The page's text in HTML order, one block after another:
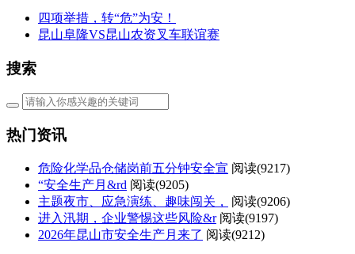
四项举措，转“危”为安！
昆山阜隆VS昆山农资叉车联谊赛
搜索
热门资讯
危险化学品仓储岗前五分钟安全宣 阅读(9217)
“安全生产月&rd 阅读(9205)
主题夜市、应急演练、趣味闯关，
阅读(9206)
进入汛期，企业警惕这些风险&r 阅读(9197)
2026年昆山市安全生产月来了 阅读(9212)